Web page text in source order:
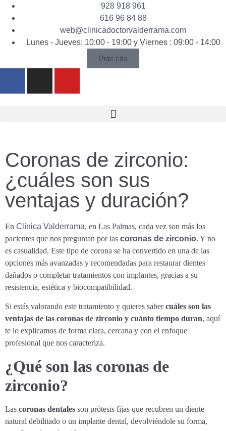
928 918 961
616 96 84 88
web@clinicadoctorvalderrama.com
Lunes - Jueves: 10:00 - 19:00 y Viernes : 09:00 - 14:00
Pide cita
Coronas de zirconio:
¿cuáles son sus
ventajas y duración?
En Clínica Valderrama, en Las Palmas, cada vez son más los
pacientes que nos preguntan por las coronas de zirconio. Y no
es casualidad. Este tipo de corona se ha convertido en una de las
opciones más avanzadas y recomendadas para restaurar dientes
dañados o completar tratamientos con implantes, gracias a su
resistencia, estética y biocompatibilidad.
Si estás valorando este tratamiento y quieres sabercuáles son las
ventajas de las coronas de zirconio y cuánto tiempo duran, aquí
te lo explicamos de forma clara, cercana y con el enfoque
profesional que nos caracteriza.
¿Qué son las coronas de
zirconio?
Las coronas dentales son prótesis fijas que recubren un diente
natural debilitado o un implante dental, devolviéndole su forma,